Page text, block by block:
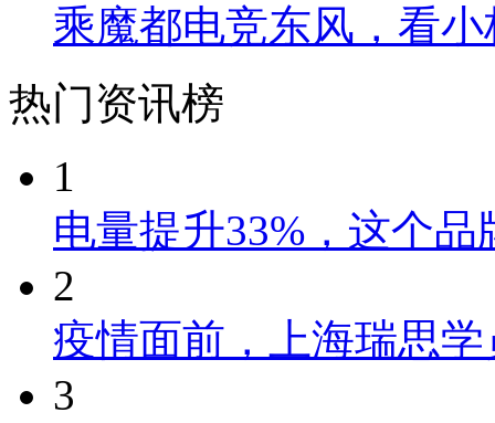
乘魔都电竞东风，看
热门资讯榜
1
电量提升33%，这个
2
疫情面前，上海瑞思
3